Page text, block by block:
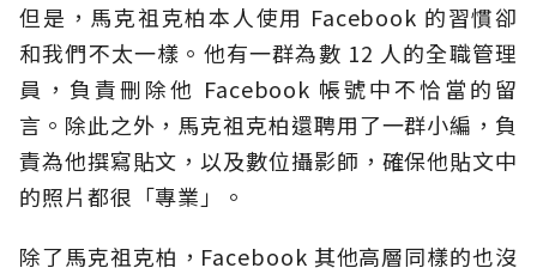
但是，馬克祖克柏本人使用 Facebook 的習慣卻
和我們不太一樣。他有一群為數 12 人的全職管理
員，負責刪除他 Facebook 帳號中不恰當的留
言。除此之外，馬克祖克柏還聘用了一群小編，負
責為他撰寫貼文，以及數位攝影師，確保他貼文中
的照片都很「專業」。
除了馬克祖克柏，Facebook 其他高層同樣的也沒